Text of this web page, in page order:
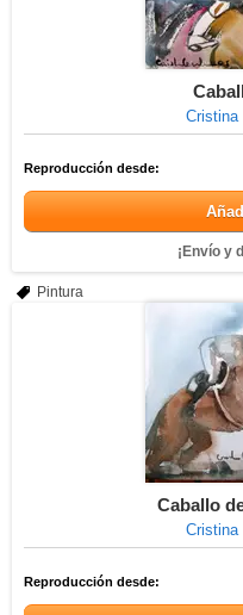
Cristina
Reproducción desde:
¡Envío y
Pintura
Caballo
Cristina
Reproducción desde: